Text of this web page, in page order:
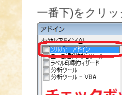
一番下)をクリッ